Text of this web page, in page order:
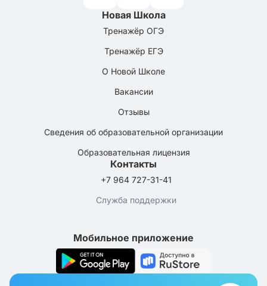
Новая Школа
Тренажёр ОГЭ
Тренажёр ЕГЭ
О Новой Школе
Вакансии
Отзывы
Сведения об образовательной организации
Образовательная лицензия
Контакты
+7 964 727-31-41
Служба поддержки
Мобильное приложение